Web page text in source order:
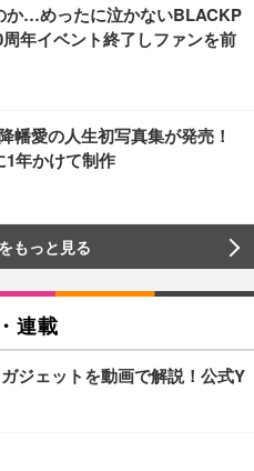
か…めったに泣かないBLACKP
年イベント終了しファンを前
幡愛の人生初写真集が発売！
1年かけて制作
もっと見る
連載
ジェットを動画で解説！公式Y